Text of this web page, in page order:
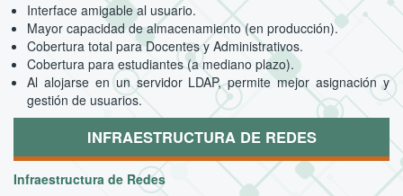
Interface amigable al usuario.
Mayor capacidad de almacenamiento (en producción).
Cobertura total para Docentes y Administrativos.
Cobertura para estudiantes (a mediano plazo).
Al alojarse en un servidor LDAP, permite mejor asignación y
gestión de usuarios.
INFRAESTRUCTURA DE REDES
Infraestructura de Redes